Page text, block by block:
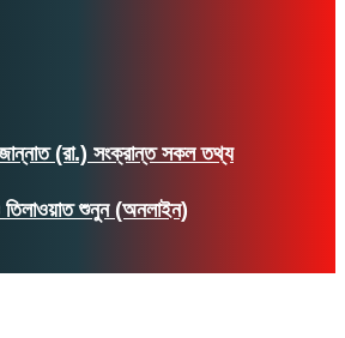
জান্নাত (রা.) সংক্রান্ত সকল তথ্য
শুনুন (অনলাইন)